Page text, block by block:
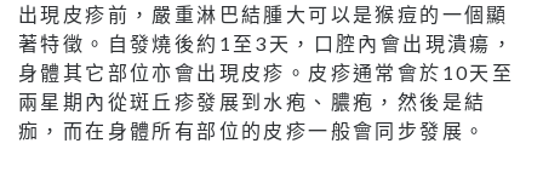
出現皮疹前，嚴重淋巴結腫大可以是猴痘的一個顯
著特徵。自發燒後約1至3天，口腔內會出現潰瘍，
身體其它部位亦會出現皮疹。皮疹通常會於10天至
兩星期內從斑丘疹發展到水疱、膿疱，然後是結
痂，而在身體所有部位的皮疹一般會同步發展。